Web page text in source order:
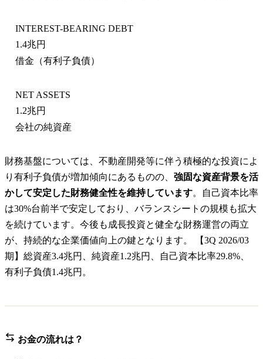
INTEREST-BEARING DEBT
1.4兆円
借金（有利子負債）
NET ASSETS
1.2兆円
会社の純資産
財務基盤については、不動産開発等に伴う積極的な投資によ
り有利子負債が増加傾向にあるものの、 強固な資産背景を活
かして安定した財務健全性を維持しています。自己資本比率
は30%台前半で安定しており、バランスシートの規模も拡大
を続けています。今後も成長投資と健全な財務運営の両立
が、持続的な企業価値向上の鍵となります。 【3Q 2026/03
期】総資産3.4兆円、純資産1.2兆円、自己資本比率29.8%、
有利子負債1.4兆円。
お金の流れは？